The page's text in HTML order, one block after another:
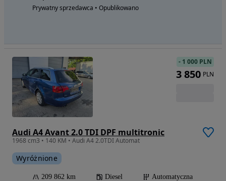
Prywatny sprzedawca • Opublikowano
Audi A4 Avant 2.0 TDI DPF multitronic
1968 cm3 • 140 KM • Audi A4 2.0TDI Automat
Wyróżnione
209 862 km Diesel
Automatyczna
- 1 000 PLN
3 850 PLN